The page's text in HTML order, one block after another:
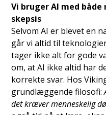
Vi bruger AI med
skepsis
Selvom AI er blevet en
går vi altid til
tager ikke alt for gode
om, at AI ikke altid har
korrekte svar. Hos
grundlæggende filosofi:
det kræver menneskelig